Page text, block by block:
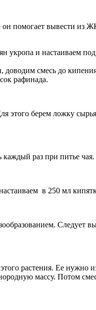
он помогает вывести
укропа и настаиваем
доводим смесь до
рафинада.
берем ложку
раз при питье чая.
в 250 мл
Следует
растения. Ее
массу. Потом